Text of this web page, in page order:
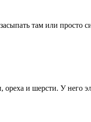
там или просто
ореха и шерсти. У него